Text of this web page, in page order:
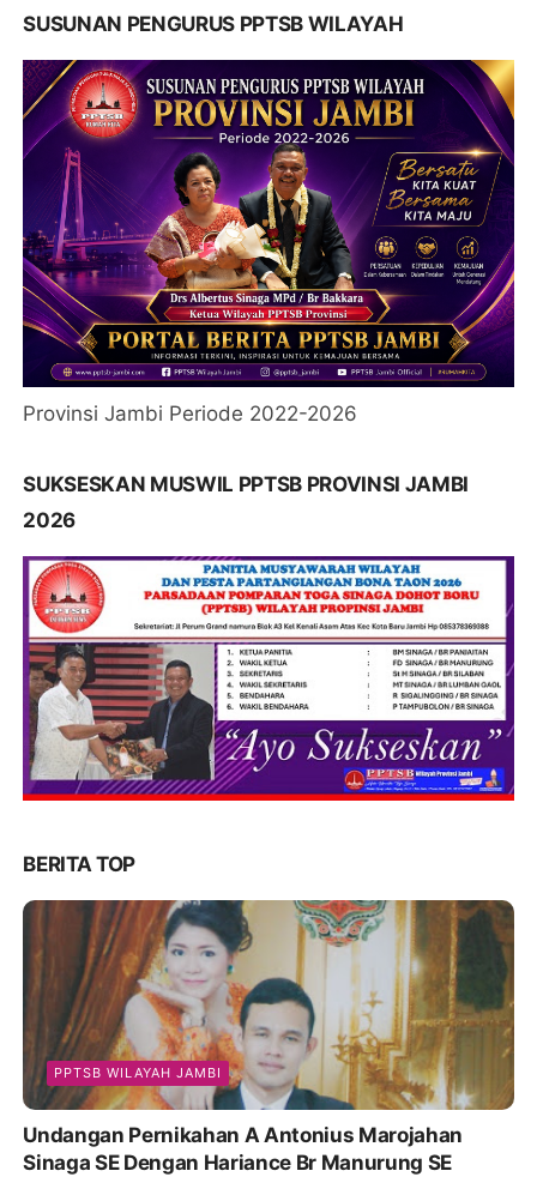
SUSUNAN PENGURUS PPTSB WILAYAH
Provinsi Jambi Periode 2022-2026
SUKSESKAN MUSWIL PPTSB PROVINSI JAMBI
2026
BERITA TOP
PPTSB WILAYAH JAMBI
Undangan Pernikahan A Antonius Marojahan
Sinaga SE Dengan Hariance Br Manurung SE